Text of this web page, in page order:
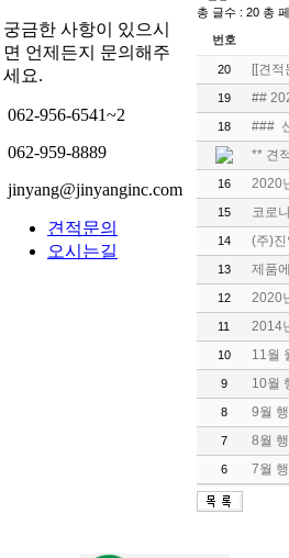
궁금한 사항이 있으시
면 언제든지 문의해주
세요.
062-956-6541~2
062-959-8889
jinyang@jinyanginc.com
견적문의
오시는길
총 글수 : 20 총
번호
20 [[견적
19 ##
18
###
** 견
16 2020
15 코로
14 (주)
13 제품
12 2020
11 2014
10 11월
9 10월
8 9월
7 8월
6 7월